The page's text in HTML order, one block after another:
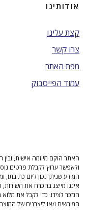
אודותינו
קצת עלינו
צרו קשר
מפת האתר
עמוד הפייסבוק
האתר הוקם מיוזמה אישית,
ולאפשר ערוץ לקבלת פרטים
המידע שניתן נכון ליום
איננו מייצג בהכרח את
הנזכר לצידו. כדי לקבל את
המורשים ו/או ליצרנים של